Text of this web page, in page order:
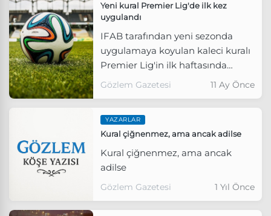
Yeni kural Premier Lig'de ilk kez
uygulandı
IFAB tarafından yeni sezonda
uygulamaya koyulan kaleci kuralı
Premier Lig'in ilk haftasında
uygulandı.
Gözlem Gazetesi 11 Ay Önce
YAZARLAR
Kural çiğnenmez, ama ancak adilse
Kural çiğnenmez, ama ancak
adilse
Gözlem Gazetesi 1 Yıl Önce